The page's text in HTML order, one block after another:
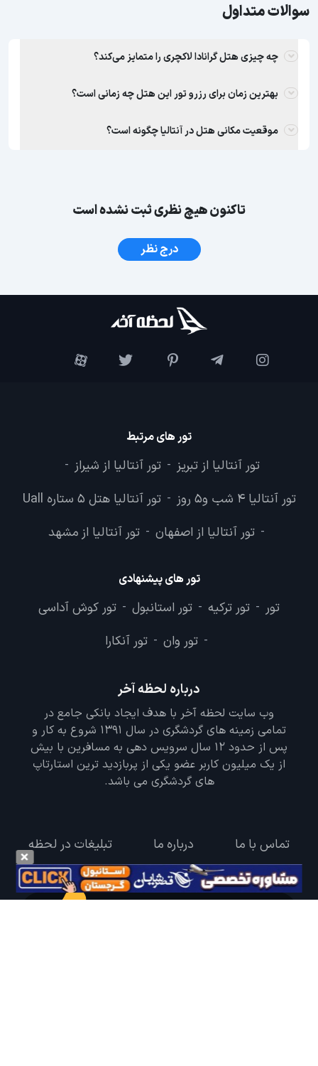
سوالات متداول
چه چیزی هتل گرانادا لاکچری را متمایز می‌کند؟
بهترین زمان برای رزرو تور این هتل چه زمانی است؟
موقعیت مکانی هتل در آنتالیا چگونه است؟
تاکنون هیچ نظری ثبت نشده است
درج نظر
تور های مرتبط
تور آنتالیا از تبریز - تور آنتالیا از شیراز -
تور آنتالیا 4 شب و5 روز - تور آنتالیا هتل 5 ستاره Uall
- تور آنتالیا از اصفهان - تور آنتالیا از مشهد
تور های پیشنهادی
تور - تور ترکیه - تور استانبول - تور کوش آداسی
- تور وان - تور آنکارا
درباره لحظه آخر
وب سایت لحظه آخر با هدف ایجاد بانکی جامع در
تمامی زمینه های گردشگری در سال 1391 شروع به کار و
پس از حدود 12 سال سرویس دهی به مسافرین با بیش
از یک میلیون کاربر عضو یکی از پربازدید ترین استارتاپ
های گردشگری می باشد.
تماس با ما درباره ما تبلیغات در لحظه